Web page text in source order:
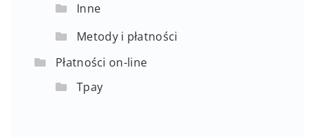
Inne
Metody i płatności
Płatności on-line
Tpay